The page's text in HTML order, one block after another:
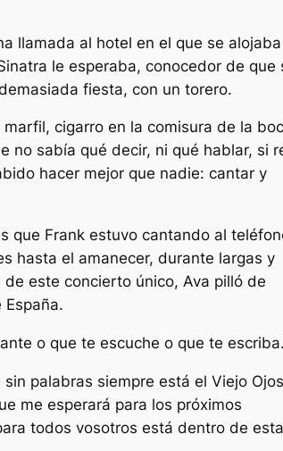
llamada al hotel en el que se
le esperaba, conocedor de que
fiesta, con un torero.
cigarro en la comisura de la
no sabía qué decir, ni qué hablar, si
hacer mejor que nadie: cantar y
que Frank estuvo cantando al
hasta el amanecer, durante largas y
este concierto único, Ava pilló de
o que te escuche o que te escriba.
palabras siempre está el Viejo Ojos
me esperará para los próximos
todos vosotros está dentro de esta